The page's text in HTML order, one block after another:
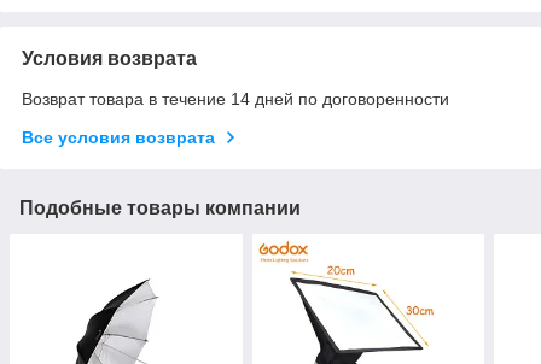
Условия возврата
Возврат товара в течение 14 дней по договоренности
Все условия возврата
Подобные товары компании